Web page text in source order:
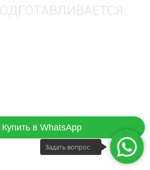
Купить в WhatsApp
Задать вопрос